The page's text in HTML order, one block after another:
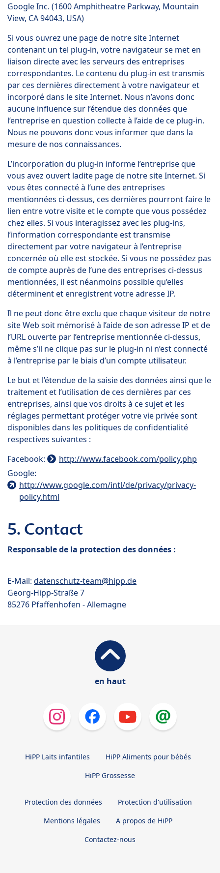
Google Inc. (1600 Amphitheatre Parkway, Mountain
View, CA 94043, USA)
Si vous ouvrez une page de notre site Internet
contenant un tel plug-in, votre navigateur se met en
liaison directe avec les serveurs des entreprises
correspondantes. Le contenu du plug-in est transmis
par ces dernières directement à votre navigateur et
incorporé dans le site Internet. Nous n’avons donc
aucune influence sur l’étendue des données que
l’entreprise en question collecte à l’aide de ce plug-in.
Nous ne pouvons donc vous informer que dans la
mesure de nos connaissances.
L’incorporation du plug-in informe l’entreprise que
vous avez ouvert ladite page de notre site Internet. Si
vous êtes connecté à l’une des entreprises
mentionnées ci-dessus, ces dernières pourront faire le
lien entre votre visite et le compte que vous possédez
chez elles. Si vous interagissez avec les plug-ins,
l’information correspondante est transmise
directement par votre navigateur à l’entreprise
concernée où elle est stockée. Si vous ne possédez pas
de compte auprès de l’une des entreprises ci-dessus
mentionnées, il est néanmoins possible qu’elles
déterminent et enregistrent votre adresse IP.
Il ne peut donc être exclu que chaque visiteur de notre
site Web soit mémorisé à l’aide de son adresse IP et de
l’URL ouverte par l’entreprise mentionnée ci-dessus,
même s’il ne clique pas sur le plug-in ni n’est connecté
à l’entreprise par le biais d’un compte utilisateur.
Le but et l’étendue de la saisie des données ainsi que le
traitement et l’utilisation de ces dernières par ces
entreprises, ainsi que vos droits à ce sujet et les
réglages permettant protéger votre vie privée sont
disponibles dans les politiques de confidentialité
respectives suivantes :
Facebook:
http://www.facebook.com/policy.php
Google:
http://www.google.com/intl/de/privacy/privacy-
policy.html
5. Contact
Responsable de la protection des données :
E-Mail: datenschutz-team@hipp.de
Georg-Hipp-Straße 7
85276 Pfaffenhofen - Allemagne
en haut
HiPP Laits infantiles
HiPP Aliments pour bébés
HiPP Grossesse
Protection des données
Protection d'utilisation
Mentions légales
A propos de HiPP
Contactez-nous